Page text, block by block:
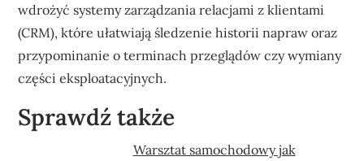
wdrożyć systemy zarządzania relacjami z klientami
(CRM), które ułatwiają śledzenie historii napraw oraz
przypominanie o terminach przeglądów czy wymiany
części eksploatacyjnych.
Sprawdź także
Warsztat samochodowy jak